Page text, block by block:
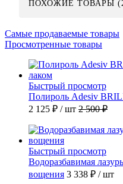
ПОХОЖИЕ ТОВАРЫ
Самые продаваемые товары
Просмотренные товары
Быстрый просмотр
Полироль Adesiv
2 125 ₽ / шт 2 500 ₽
Быстрый просмотр
Водоразбавимая
вощения 3 338 ₽ / шт